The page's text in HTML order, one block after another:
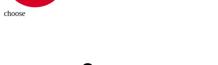
choose